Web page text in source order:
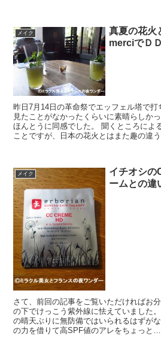
メイク
真夏の花火
merciでＤ
昨日7月14日の革命祭でエッフェル塔で
見たことがなかったくらいに素晴らしか
ほんとうに同感でした。 聞くところによ
ことですが、日本の花火とはまた趣の違
メイク
イチオシの
ームとの違
さて、前回の記事をご覧いただければお
の下でけっこう紫外線に怯えていました
の晴天ぶりに無防備ではいられるはずが
の力を借りて高SPF値のアレをちょっと